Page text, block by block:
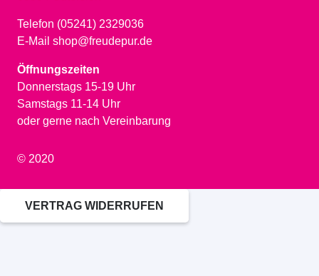
Telefon (05241) 2329036
E-Mail shop@freudepur.de
Öffnungszeiten
Donnerstags 15-19 Uhr
Samstags 11-14 Uhr
oder gerne nach Vereinbarung
© 2020
VERTRAG WIDERRUFEN